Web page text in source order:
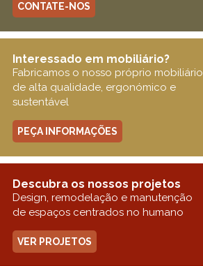
CONTATE-NOS
Interessado em mobiliário?
Fabricamos o nosso próprio mobiliário
de alta qualidade, ergonómico e
sustentável
PEÇA INFORMAÇÕES
Descubra os nossos projetos
Design, remodelação e manutenção
de espaços centrados no humano
VER PROJETOS